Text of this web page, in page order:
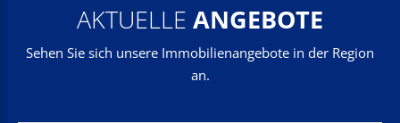
AKTUELLE ANGEBOTE
Sehen Sie sich unsere Immobilienangebote in der Region
an.